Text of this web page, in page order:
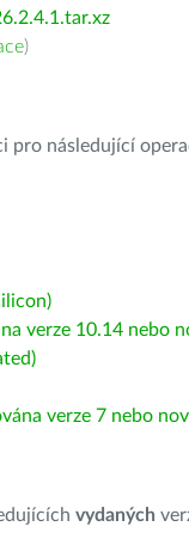
)
pro následující
verze 10.14 nebo
verze 7 nebo
vydaných